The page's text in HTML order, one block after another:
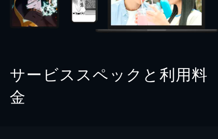
サービススペックと利用料
金